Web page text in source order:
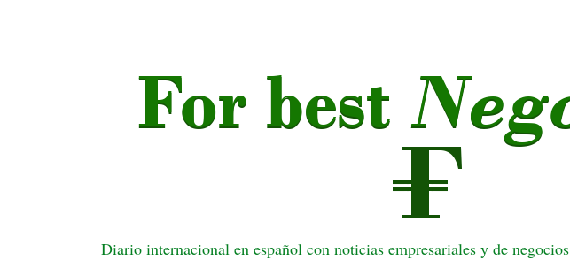
Diario internacional en español con noticias empresariales y de negocios